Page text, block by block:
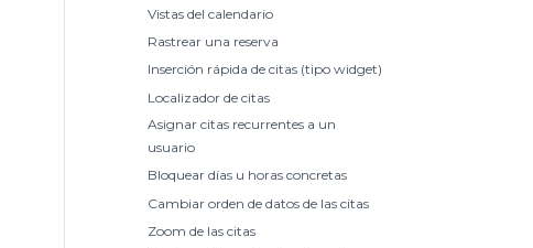
Vistas del calendario
Rastrear una reserva
Inserción rápida de citas (tipo widget)
Localizador de citas
Asignar citas recurrentes a un
usuario
Bloquear días u horas concretas
Cambiar orden de datos de las citas
Zoom de las citas